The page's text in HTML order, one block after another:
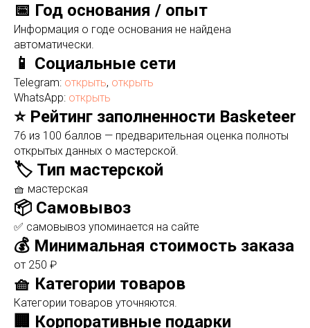
📅 Год основания / опыт
Информация о годе основания не найдена
автоматически.
📱 Социальные сети
Telegram: открыть, открыть
WhatsApp: открыть
⭐ Рейтинг заполненности Basketeer
76 из 100 баллов — предварительная оценка полноты
открытых данных о мастерской.
🏷️ Тип мастерской
🧺 мастерская
📦 Самовывоз
✅ самовывоз упоминается на сайте
💰 Минимальная стоимость заказа
от 250 ₽
🧺 Категории товаров
Категории товаров уточняются.
🏢 Корпоративные подарки